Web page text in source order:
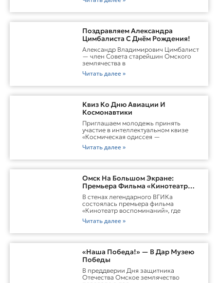
Поздравляем Александра
Цимбалиста С Днём Рождения!
Александр Владимирович Цимбалист
— член Совета старейшин Омского
землячества в
Читать далее »
Квиз Ко Дню Авиации И
Космонавтики
Приглашаем молодежь принять
участие в интеллектуальном квизе
«Космическая одиссея —
Читать далее »
Омск На Большом Экране:
Премьера Фильма «Кинотеатр
Воспоминаний»
В стенах легендарного ВГИКа
состоялась премьера фильма
«Кинотеатр воспоминаний», где
Читать далее »
«Наша Победа!» — В Дар Музею
Победы
В преддверии Дня защитника
Отечества Омское землячество